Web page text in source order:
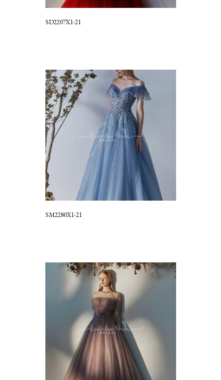
SD2207X1-21
SM2280X1-21